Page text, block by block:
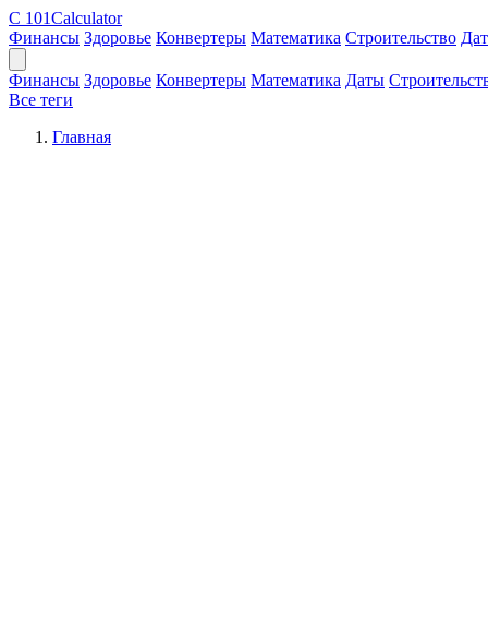
C 101Calculator
Финансы Здоровье Конвертеры Математика Строительство
Финансы Здоровье Конвертеры Математика Даты
Все теги
Главная